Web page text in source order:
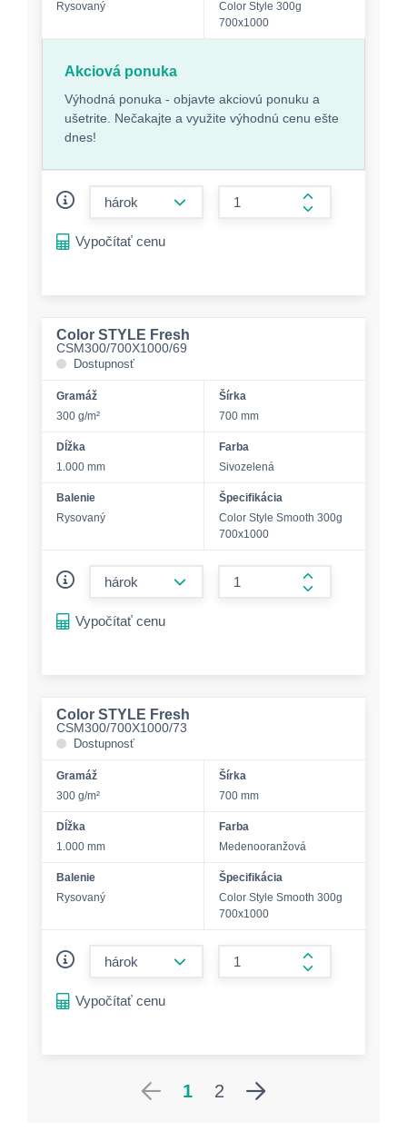
Rysovaný
Color Style 300g
700x1000
Akciová ponuka
Výhodná ponuka - objavte akciovú ponuku a
ušetrite. Nečakajte a využite výhodnú cenu ešte
dnes!
form.increase-
Vypočítať cenu
Color STYLE Fresh
CSM300/700X1000/69
Dostupnosť
Gramáž
300 g/m²
Šírka
700 mm
Dĺžka
1.000 mm
Farba
Sivozelená
Balenie
Rysovaný
Špecifikácia
Color Style Smooth 300g
700x1000
form.increase-
Vypočítať cenu
Color STYLE Fresh
CSM300/700X1000/73
Dostupnosť
Gramáž
300 g/m²
Šírka
700 mm
Dĺžka
1.000 mm
Farba
Medenooranžová
Balenie
Rysovaný
Špecifikácia
Color Style Smooth 300g
700x1000
form.increase-
Vypočítať cenu
1 2